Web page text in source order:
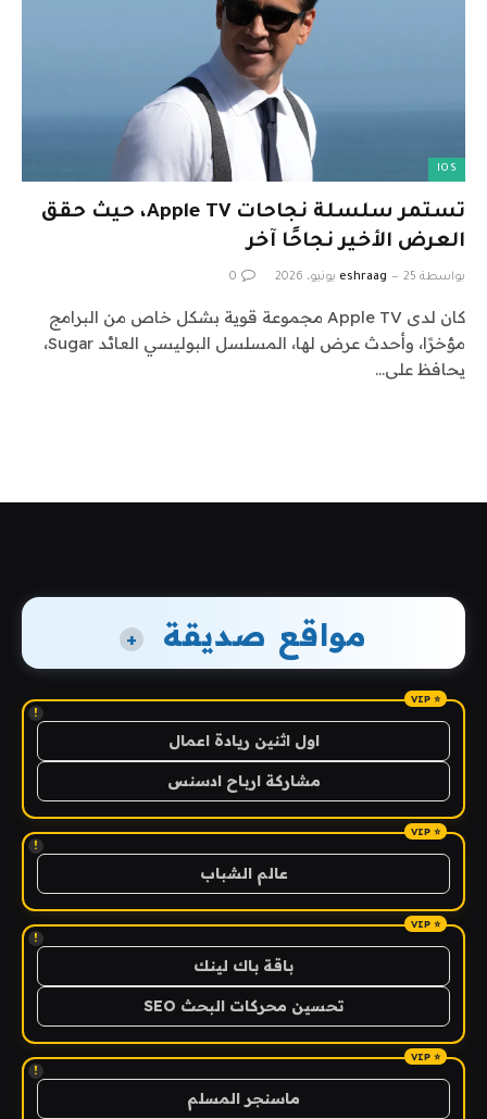
IOS
تستمر سلسلة نجاحات Apple TV، حيث حقق
العرض الأخير نجاحًا آخر
بواسطة eshraag 25 يونيو، 2026 0
كان لدى Apple TV مجموعة قوية بشكل خاص من البرامج
مؤخرًا، وأحدث عرض لها، المسلسل البوليسي العائد Sugar،
يحافظ على…
مواقع صديقة +
!
اول اثنين ريادة اعمال
مشاركة ارباح ادسنس
!
عالم الشباب
!
باقة باك لينك
تحسين محركات البحث SEO
!
ماسنجر المسلم